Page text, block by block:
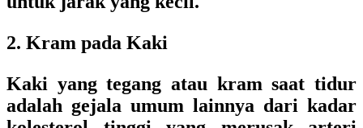
2. Kram pada Kaki
Kaki yang tegang atau kram saat tidur
adalah gejala umum lainnya dari kadar